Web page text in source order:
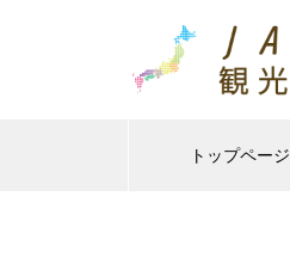
トップページ